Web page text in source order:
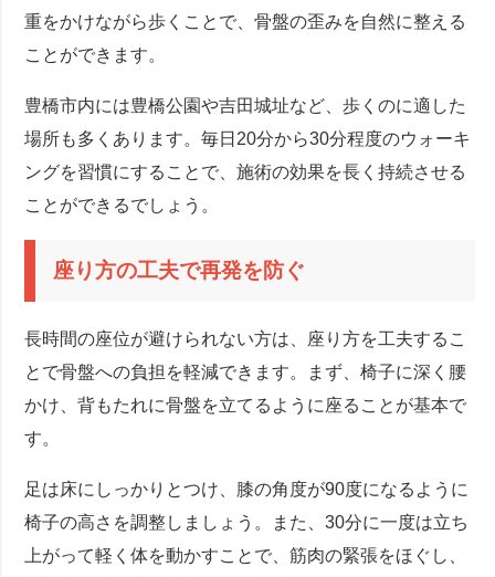
重をかけながら歩くことで、骨盤の歪みを自然に整える
ことができます。
豊橋市内には豊橋公園や吉田城址など、歩くのに適した
場所も多くあります。毎日20分から30分程度のウォーキ
ングを習慣にすることで、施術の効果を長く持続させる
ことができるでしょう。
座り方の工夫で再発を防ぐ
長時間の座位が避けられない方は、座り方を工夫するこ
とで骨盤への負担を軽減できます。まず、椅子に深く腰
かけ、背もたれに骨盤を立てるように座ることが基本で
す。
足は床にしっかりとつけ、膝の角度が90度になるように
椅子の高さを調整しましょう。また、30分に一度は立ち
上がって軽く体を動かすことで、筋肉の緊張をほぐし、